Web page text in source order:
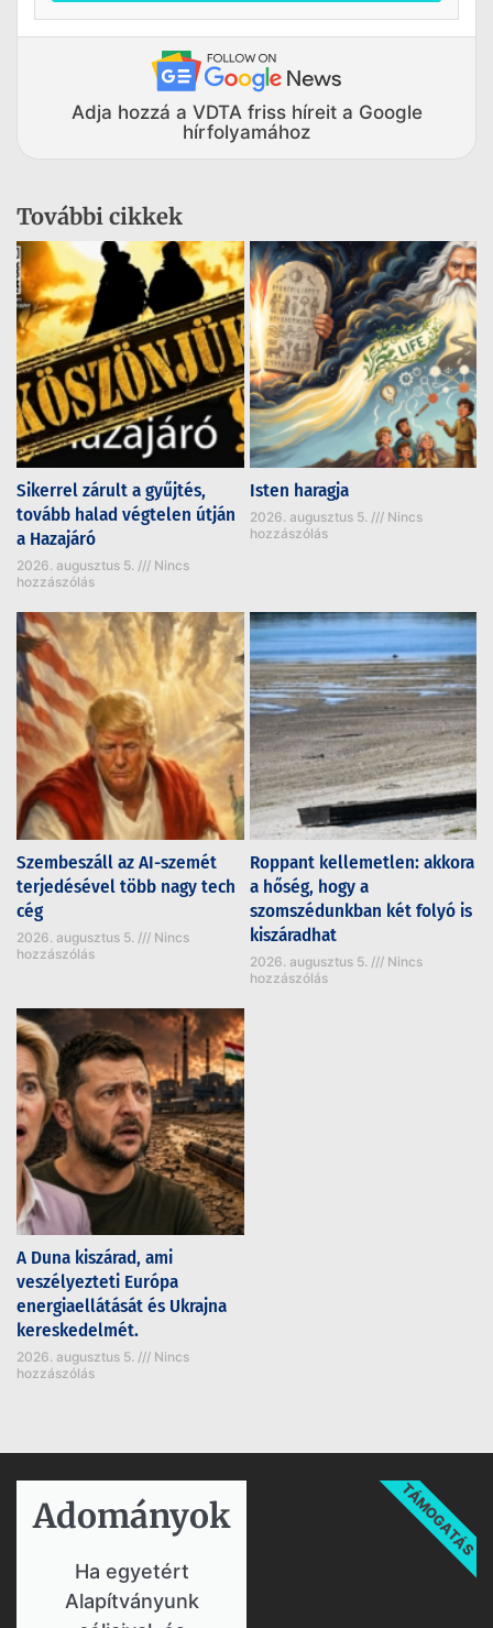
Adja hozzá a VDTA friss híreit a Google
hírfolyamához
További cikkek
Sikerrel zárult a gyűjtés,
tovább halad végtelen útján
a Hazajáró
2026. augusztus 5.
Nincs
hozzászólás
Isten haragja
2026. augusztus 5.
Nincs
hozzászólás
Szembeszáll az AI-szemét
terjedésével több nagy tech
cég
2026. augusztus 5.
Nincs
hozzászólás
Roppant kellemetlen: akkora
a hőség, hogy a
szomszédunkban két folyó is
kiszáradhat
2026. augusztus 5.
Nincs
hozzászólás
A Duna kiszárad, ami
veszélyezteti Európa
energiaellátását és Ukrajna
kereskedelmét.
2026. augusztus 5.
Nincs
hozzászólás
Adományok​
Ha egyetért
Alapítványunk
TÁMOGATÁS